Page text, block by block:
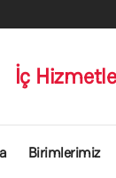
İç
Birimlerimiz